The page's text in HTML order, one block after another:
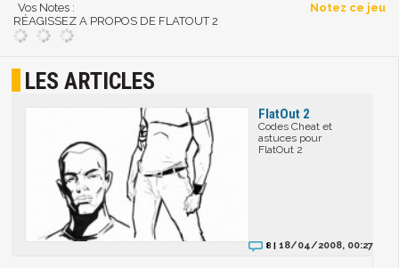
Vos Notes :
Notez ce jeu
RÉAGISSEZ A PROPOS DE FLATOUT 2
LES ARTICLES
FlatOut 2
Codes Cheat et
astuces pour
FlatOut 2
8 | 18/04/2008, 00:27